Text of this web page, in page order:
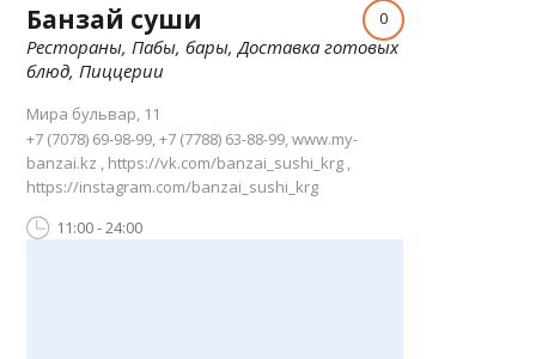
Банзай суши
Рестораны, Пабы, бары, Доставка готовых
блюд, Пиццерии
Мира бульвар, 11
+7 (7078) 69-98-99, +7 (7788) 63-88-99, www.my-
banzai.kz , https://vk.com/banzai_sushi_krg ,
https://instagram.com/banzai_sushi_krg
11:00 - 24:00
0